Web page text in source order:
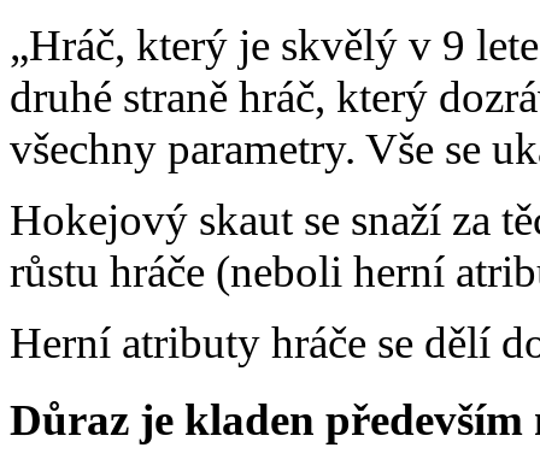
„Hráč, který je skvělý v 9
druhé straně hráč, který
všechny parametry. Vše se
Hokejový skaut se snaží za
růstu hráče (neboli herní
Herní atributy hráče se dělí
Důraz je kladen především